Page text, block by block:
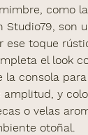
como
Studio79 , son
ese toque
el look
la consola
amplitud, y
o velas
otoñal.